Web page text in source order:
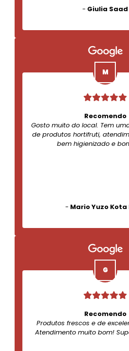
- Giulia Saad
Recomendo
Gosto muito do local. Tem
de produtos hortifruti,
bem higienizado e
- Mario Yuzo Kota
Recomendo
Produtos frescos e de
Atendimento muito bom!